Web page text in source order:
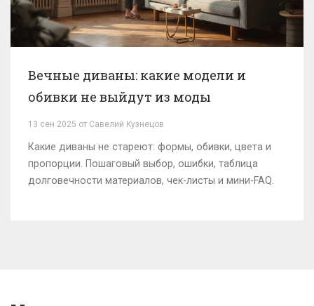
Вечные диваны: какие модели и
обивки не выйдут из моды
13 сен 2025 от Савелий Кузнецов
Какие диваны не стареют: формы, обивки, цвета и
пропорции. Пошаговый выбор, ошибки, таблица
долговечности материалов, чек-листы и мини-FAQ.